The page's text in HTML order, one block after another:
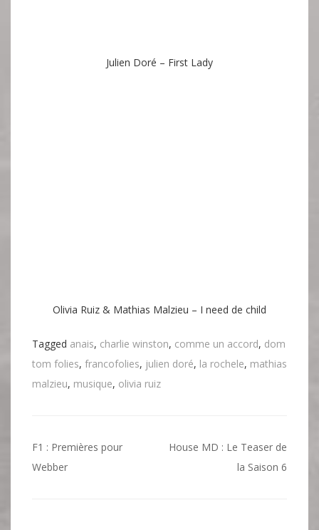
Julien Doré – First Lady
Olivia Ruiz & Mathias Malzieu – I need de child
Tagged anais, charlie winston, comme un accord, dom
tom folies, francofolies, julien doré, la rochele, mathias
malzieu, musique, olivia ruiz
Navigation
de
F1 : Premières pour
Webber
House MD : Le Teaser de
la Saison 6